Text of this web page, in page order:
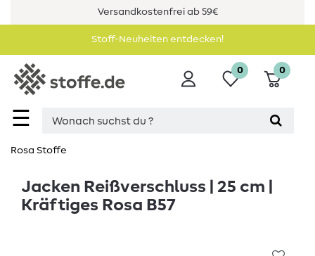
Versandkostenfrei ab 59€
Stoff-Neuheiten entdecken!
☰
0 0
Rosa Stoffe
Jacken Reißverschluss | 25 cm |
Kräftiges Rosa B57